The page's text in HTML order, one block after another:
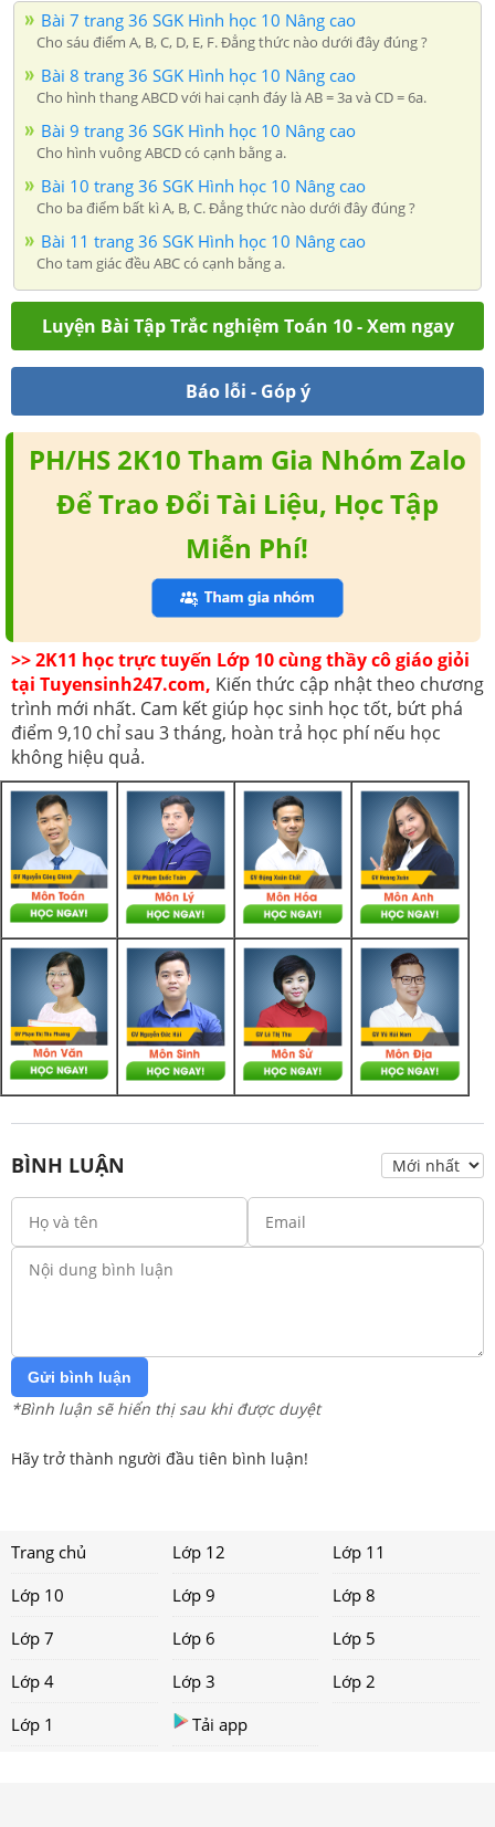
Bài 7 trang 36 SGK Hình học 10 Nâng cao
Cho sáu điểm A, B, C, D, E, F. Đẳng thức nào dưới đây đúng ?
Bài 8 trang 36 SGK Hình học 10 Nâng cao
Cho hình thang ABCD với hai cạnh đáy là AB = 3a và CD = 6a.
Bài 9 trang 36 SGK Hình học 10 Nâng cao
Cho hình vuông ABCD có cạnh bằng a.
Bài 10 trang 36 SGK Hình học 10 Nâng cao
Cho ba điểm bất kì A, B, C. Đẳng thức nào dưới đây đúng ?
Bài 11 trang 36 SGK Hình học 10 Nâng cao
Cho tam giác đều ABC có cạnh bằng a.
Luyện Bài Tập Trắc nghiệm Toán 10 - Xem ngay
Báo lỗi - Góp ý
PH/HS 2K10 Tham Gia Nhóm Zalo
Để Trao Đổi Tài Liệu, Học Tập
Miễn Phí!
>> 2K11 học trực tuyến Lớp 10 cùng thầy cô giáo giỏi
tại Tuyensinh247.com, Kiến thức cập nhật theo chương
trình mới nhất. Cam kết giúp học sinh học tốt, bứt phá
điểm 9,10 chỉ sau 3 tháng, hoàn trả học phí nếu học
không hiệu quả.
BÌNH LUẬN
Gửi bình luận
*Bình luận sẽ hiển thị sau khi được duyệt
Hãy trở thành người đầu tiên bình luận!
Trang chủ Lớp 12
Lớp 11
Lớp 10
Lớp 9
Lớp 8
Lớp 7
Lớp 6
Lớp 5
Lớp 4
Lớp 3
Lớp 2
Lớp 1
Tải app